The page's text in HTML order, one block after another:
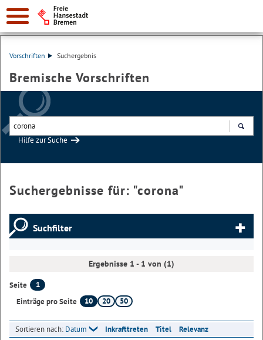
Vorschriften Suchergebnis
Bremische Vorschriften
Hilfe zur Suche
Suchergebnisse für: "corona"
Suchfilter
Ergebnisse 1 - 1 von (1)
Seite
1
Einträge pro Seite
10 20 50
Sortieren nach: Datum Inkrafttreten Titel Relevanz